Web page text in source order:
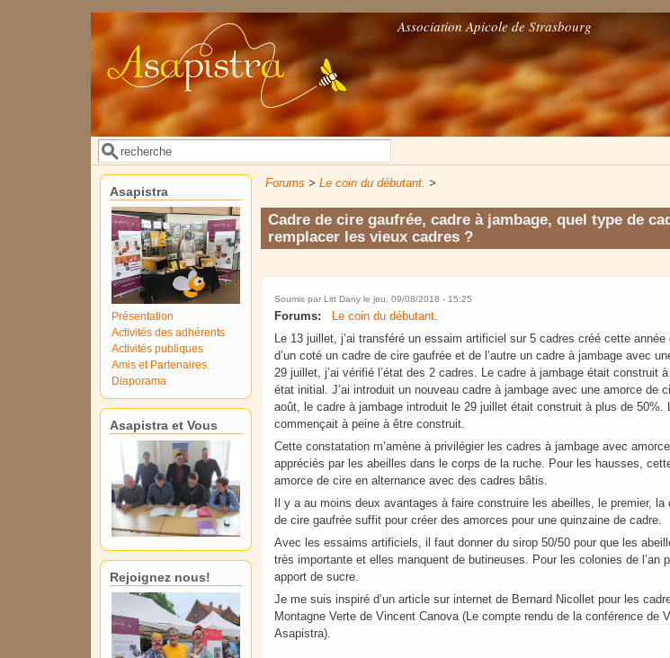
Association Apicole de Strasbourg
Formulaire de recherche
Rechercher
Forums >Le coin du débutant. >
Cadre de cire gaufrée, cadre à jambage, quel type de
remplacer les vieux cadres ?
Soumis parLitt Dany le jeu, 09/08/2018 - 15:25
Forums:
Le coin du débutant.
Le 13 juillet, j’ai transféré un essaim artificiel sur 5 cadres créé cette
d’un coté un cadre de cire gaufrée et de l’autre un cadre à jambage avec
29 juillet, j’ai vérifié l’état des 2 cadres. Le cadre à jambage était construit
état initial. J’ai introduit un nouveau cadre à jambage avec une amorce de
août, le cadre à jambage introduit le 29 juillet était construit à plus de
commençait à peine à être construit.
Cette constatation m’amène à privilégier les cadres à jambage avec
appréciés par les abeilles dans le corps de la ruche. Pour les hausses,
amorce de cire en alternance avec des cadres bâtis.
Il y a au moins deux avantages à faire construire les abeilles, le premier,
de cire gaufrée suffit pour créer des amorces pour une quinzaine de cadre.
Avec les essaims artificiels, il faut donner du sirop 50/50 pour que les
très importante et elles manquent de butineuses. Pour les colonies de l’an
apport de sucre.
Je me suis inspiré d’un article sur internet de Bernard Nicollet pour les
Montagne Verte de Vincent Canova (Le compte rendu de la conférence de
Asapistra).
Asapistra
Présentation
Activités des adhérents
Activités publiques
Amis et Partenaires.
Diaporama
Asapistra et Vous
Rejoignez nous!